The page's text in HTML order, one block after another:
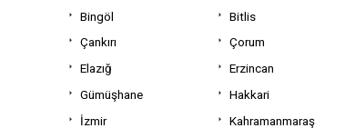
Bingöl Bitlis
Çankırı Çorum
Elazığ Erzincan
Gümüşhane Hakkari
İzmir Kahramanmaraş